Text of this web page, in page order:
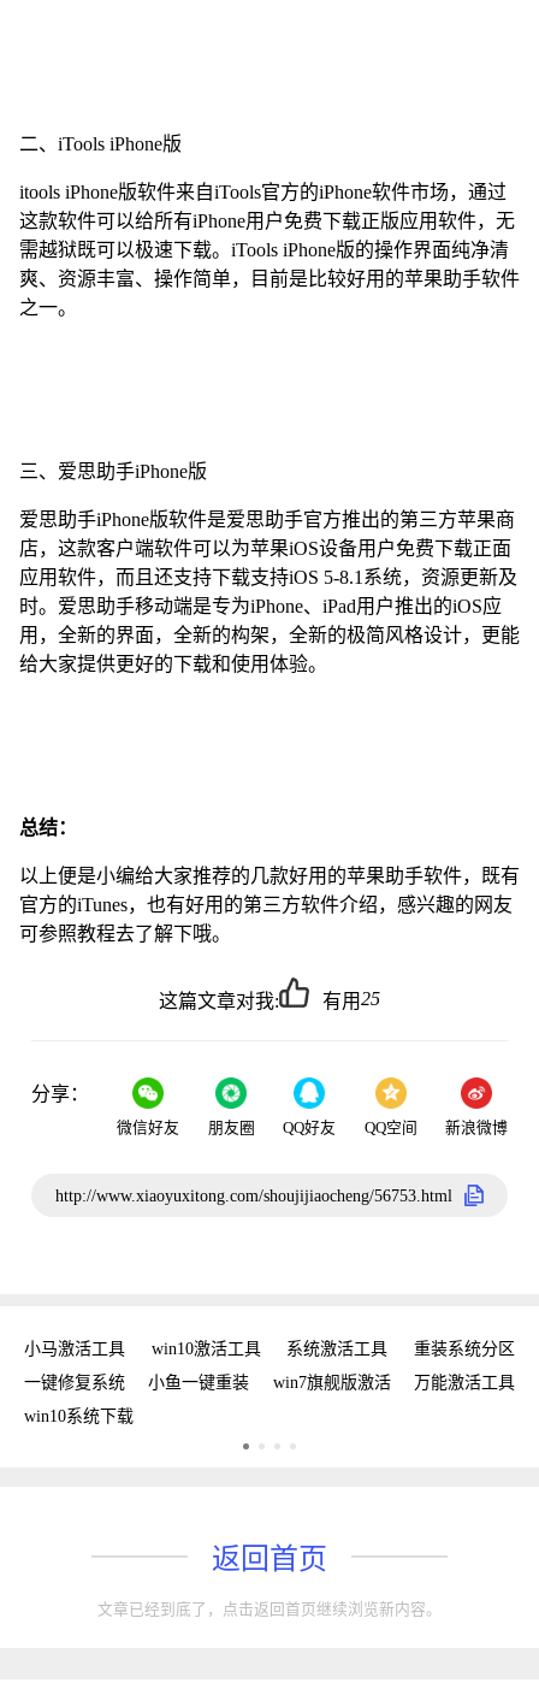
二、iTools iPhone版
itools iPhone版软件来自iTools官方的iPhone软件市场，通过
这款软件可以给所有iPhone用户免费下载正版应用软件，无
需越狱既可以极速下载。iTools iPhone版的操作界面纯净清
爽、资源丰富、操作简单，目前是比较好用的苹果助手软件
之一。
三、爱思助手iPhone版
爱思助手iPhone版软件是爱思助手官方推出的第三方苹果商
店，这款客户端软件可以为苹果iOS设备用户免费下载正面
应用软件，而且还支持下载支持iOS 5-8.1系统，资源更新及
时。爱思助手移动端是专为iPhone、iPad用户推出的iOS应
用，全新的界面，全新的构架，全新的极简风格设计，更能
给大家提供更好的下载和使用体验。
总结：
以上便是小编给大家推荐的几款好用的苹果助手软件，既有
官方的iTunes，也有好用的第三方软件介绍，感兴趣的网友
可参照教程去了解下哦。
这篇文章对我: 有用25
分享：
微信好友 朋友圈 QQ好友 QQ空间 新浪微博
http://www.xiaoyuxitong.com/shoujijiaocheng/56753.html
小马激活工具 win10激活工具 系统激活工具
重装系统分区
一键修复系统
小鱼一键重装 win7旗舰版激活
万能激活工具
win10系统下载
返回首页
文章已经到底了，点击返回首页继续浏览新内容。